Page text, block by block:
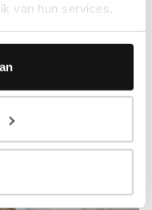
van hun services.